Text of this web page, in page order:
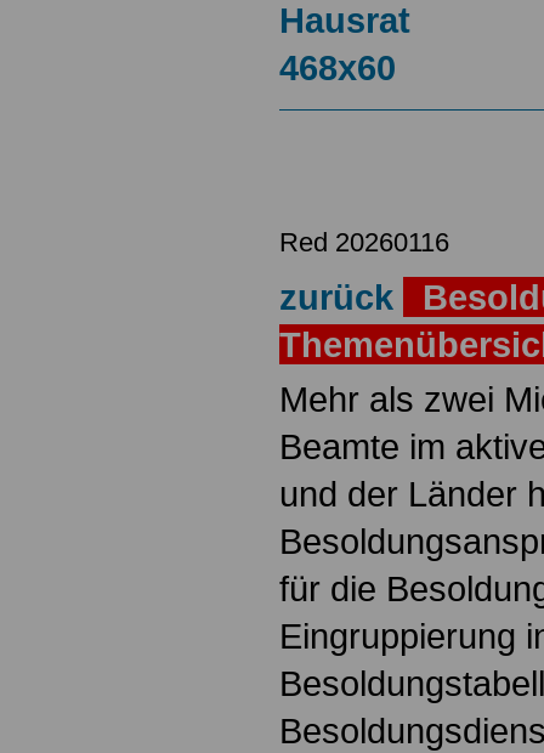
Red 20260116
zurück
Mehr als zwei
Beamte im
und der Länder
für die
Eingruppierung